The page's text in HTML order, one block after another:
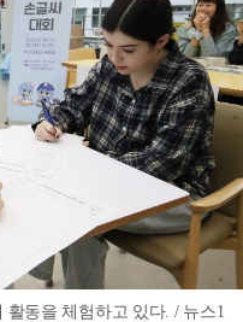
동을 체험하고 있다. / 뉴스1